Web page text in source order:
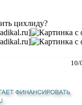
цихлиду?
10/